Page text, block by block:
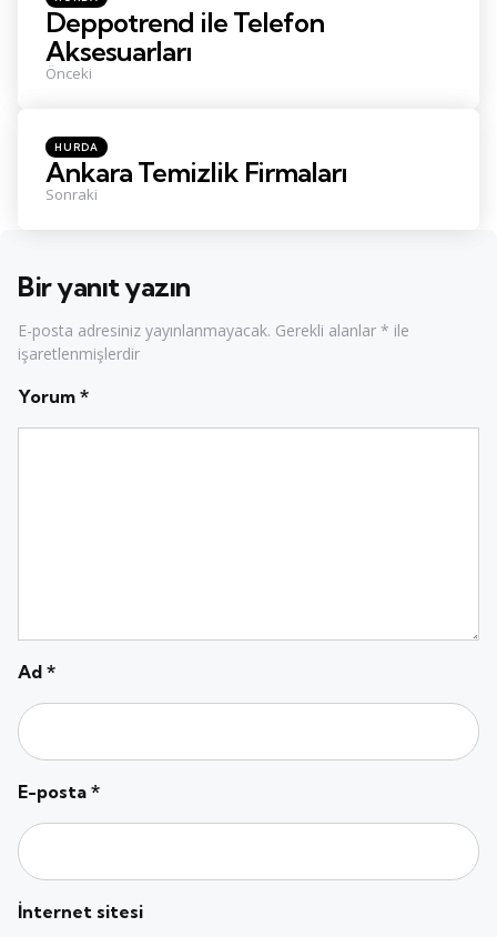
in
Deppotrend ile Telefon
Aksesuarları
Önceki
Posted
in
HURDA
Ankara Temizlik Firmaları
Sonraki
Bir yanıt yazın
E-posta adresiniz yayınlanmayacak. Gerekli alanlar * ile
işaretlenmişlerdir
Yorum *
Ad *
E-posta *
İnternet sitesi